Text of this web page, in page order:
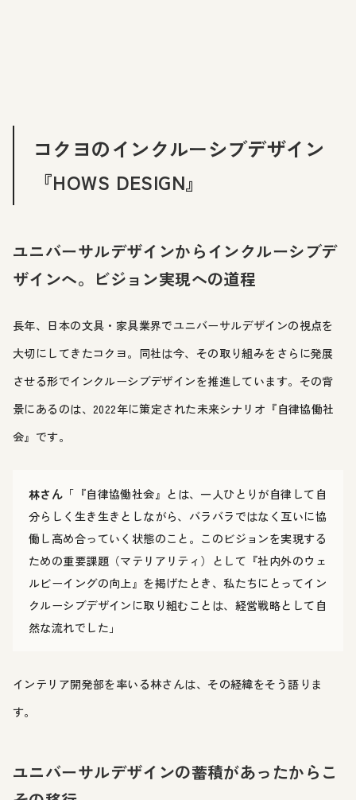
コクヨのインクルーシブデザイン
『HOWS DESIGN』
ユニバーサルデザインからインクルーシブデ
ザインへ。ビジョン実現への道程
長年、日本の文具・家具業界でユニバーサルデザインの視点を
大切にしてきたコクヨ。同社は今、その取り組みをさらに発展
させる形でインクルーシブデザインを推進しています。その背
景にあるのは、2022年に策定された未来シナリオ『自律協働社
会』です。
林さん 「『自律協働社会』とは、一人ひとりが自律して自
分らしく生き生きとしながら、バラバラではなく互いに協
働し高め合っていく状態のこと。このビジョンを実現する
ための重要課題（マテリアリティ）として『社内外のウェ
ルビーイングの向上』を掲げたとき、私たちにとってイン
クルーシブデザインに取り組むことは、経営戦略として自
然な流れでした」
インテリア開発部を率いる林さんは、その経緯をそう語りま
す。
ユニバーサルデザインの蓄積があったからこ